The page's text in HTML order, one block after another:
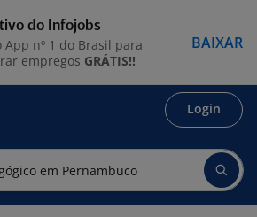
Login
do Infojobs
App nº 1 do Brasil para
empregos GRÁTIS!!
BAIXAR